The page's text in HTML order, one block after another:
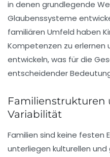
in denen grundlegende
Glaubenssysteme
familiären Umfeld haben
Kompetenzen zu erlernen
entwickeln, was für die
entscheidender
Familienstrukturen
Variabilität
Familien sind keine festen
unterliegen kulturellen und